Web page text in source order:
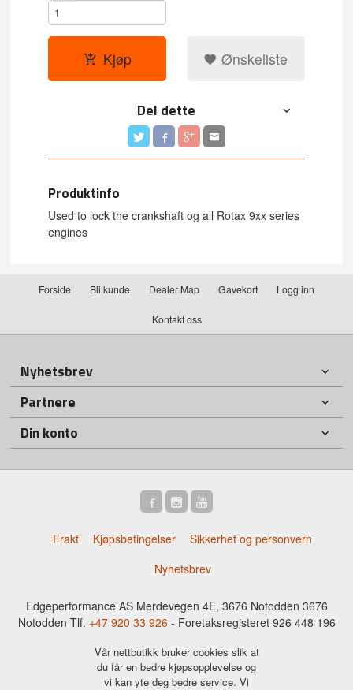
Kjøp Ønskeliste
Del dette
Produktinfo
Used to lock the crankshaft og all Rotax 9xx series
engines
Forside Bli kunde Dealer Map Gavekort Logg inn
Kontakt oss
Nyhetsbrev
Partnere
Din konto
Frakt Kjøpsbetingelser
Sikkerhet og personvern
Nyhetsbrev
Edgeperformance AS Merdevegen 4E, 3676 Notodden 3676
Notodden Tlf. +47 920 33 926 - Foretaksregisteret 926 448 196
Vår nettbutikk bruker cookies slik at
du får en bedre kjøpsopplevelse og
vi kan yte deg bedre service. Vi